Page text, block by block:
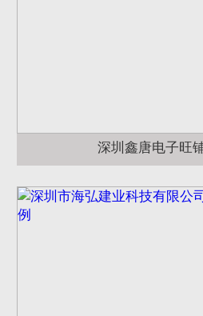
深圳鑫唐电子旺